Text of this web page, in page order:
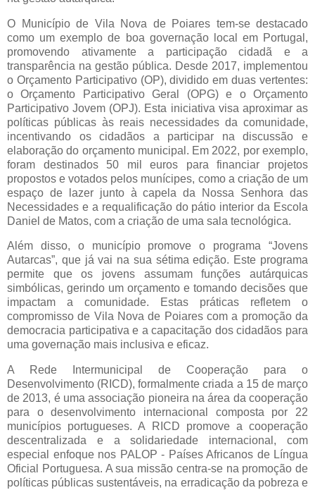
O Município de Vila Nova de Poiares tem-se destacado
como um exemplo de boa governação local em Portugal,
promovendo ativamente a participação cidadã e a
transparência na gestão pública. Desde 2017, implementou
o Orçamento Participativo (OP), dividido em duas vertentes:
o Orçamento Participativo Geral (OPG) e o Orçamento
Participativo Jovem (OPJ). Esta iniciativa visa aproximar as
políticas públicas às reais necessidades da comunidade,
incentivando os cidadãos a participar na discussão e
elaboração do orçamento municipal. Em 2022, por exemplo,
foram destinados 50 mil euros para financiar projetos
propostos e votados pelos munícipes, como a criação de um
espaço de lazer junto à capela da Nossa Senhora das
Necessidades e a requalificação do pátio interior da Escola
Daniel de Matos, com a criação de uma sala tecnológica.
Além disso, o município promove o programa “Jovens
Autarcas”, que já vai na sua sétima edição. Este programa
permite que os jovens assumam funções autárquicas
simbólicas, gerindo um orçamento e tomando decisões que
impactam a comunidade. Estas práticas refletem o
compromisso de Vila Nova de Poiares com a promoção da
democracia participativa e a capacitação dos cidadãos para
uma governação mais inclusiva e eficaz.
A Rede Intermunicipal de Cooperação para o
Desenvolvimento (RICD), formalmente criada a 15 de março
de 2013, é uma associação pioneira na área da cooperação
para o desenvolvimento internacional composta por 22
municípios portugueses. A RICD promove a cooperação
descentralizada e a solidariedade internacional, com
especial enfoque nos PALOP - Países Africanos de Língua
Oficial Portuguesa. A sua missão centra-se na promoção de
políticas públicas sustentáveis, na erradicação da pobreza e